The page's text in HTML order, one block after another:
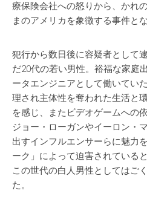
療保険会社への怒りから、かれ
まのアメリカを象徴する事件とな
犯行から数日後に容疑者として
だ20代の若い男性。裕福な家庭
ータエンジニアとして働いてい
理され主体性を奪われた生活と
を感じ、またビデオゲームへの
ジョー・ローガンやイーロン・
出すインフルエンサーらに魅力
ーク」によって迫害されている
この世代の白人男性としてはご
た。